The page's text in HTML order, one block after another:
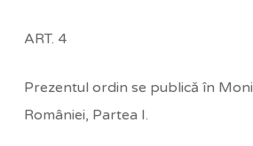
ART. 4
Prezentul ordin se publică în
României, Partea I.